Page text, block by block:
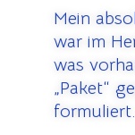
Mein
war im
was
„Paket“
formuliert.